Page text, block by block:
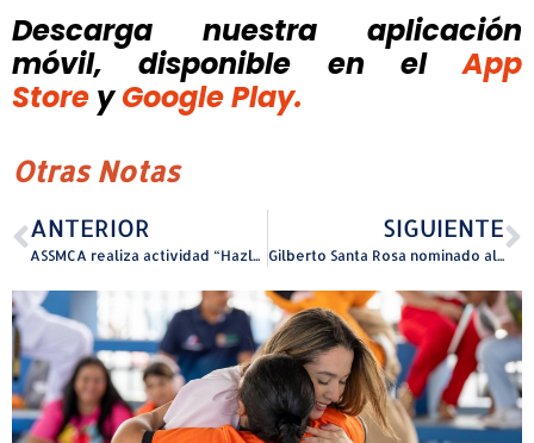
Descarga nuestra aplicación
móvil, disponible
en el
App
Store y Google Play.
Otras Notas
ANTERIOR
ASSMCA realiza actividad “Hazlo Por Ti Day” en Fajardo para promover la salud emocional, autocuidado y el apoyo comunitario
SIGUIENTE
Gilberto Santa Rosa nominado al GRAMMY® por su álbum “Debut y Segunda Tanda, vol. 2”